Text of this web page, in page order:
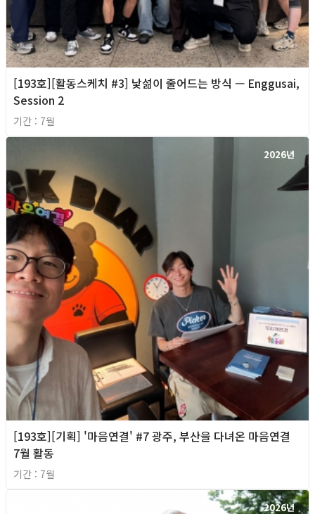
[193호][활동스케치 #3] 낯섦이 줄어드는 방식 — Enggusai,
Session 2
기간 : 7월
2026년
[193호][기획] '마음연결' #7 광주, 부산을 다녀온 마음연결
7월 활동
기간 : 7월
2026년